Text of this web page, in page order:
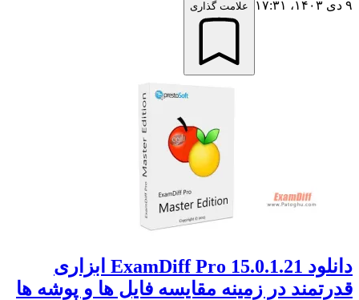
علامت گذاری
دانلود ExamDiff Pro 15.0.1.21 ابزاری
در زمینه مقایسه فایل ها و پوشه ها